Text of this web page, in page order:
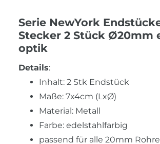
Serie NewYork
Stecker 2 Stück Ø20mm
optik
Details:
Inhalt: 2 Stk Endstück
Maße: 7x4cm (LxØ)
Material: Metall
Farbe: edelstahlfarbig
passend für alle 20mm